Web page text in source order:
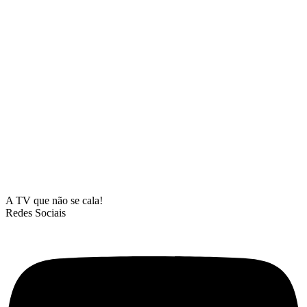
A TV que não se cala!
Redes Sociais